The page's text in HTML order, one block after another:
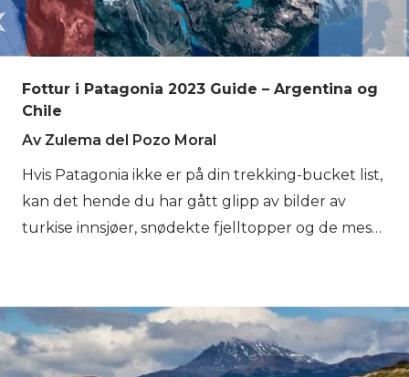
Fottur i Patagonia 2023 Guide – Argentina og
Chile
Av Zulema del Pozo Moral
Hvis Patagonia ikke er på din trekking-bucket list,
kan det hende du har gått glipp av bilder av
turkise innsjøer, snødekte fjelltopper og de mest
klesmerke. Patagonia er et område på nesten 1
million (!) kvadratkilometer delt mellom
Argentina og Chile. Det er enormt, så hvor